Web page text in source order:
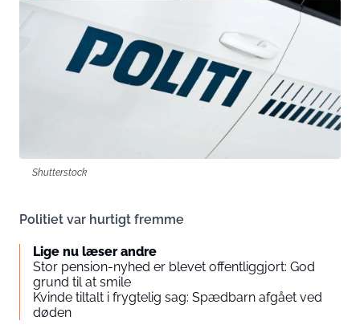
Shutterstock
Politiet var hurtigt fremme
Lige nu læser andre
Stor pension-nyhed er blevet offentliggjort: God
grund til at smile
Kvinde tiltalt i frygtelig sag: Spædbarn afgået ved
døden